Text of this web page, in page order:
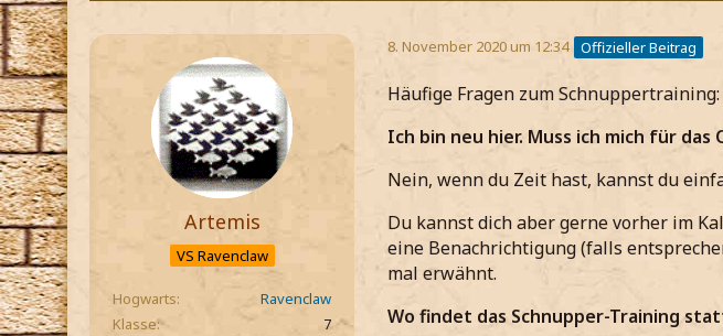
Artemis
VS Ravenclaw
Hogwarts
Ravenclaw
Klasse
7
8. November 2020 um 12:34 Offizieller Beitrag
Häufige Fragen zum Schnuppertraining:
Ich bin neu hier. Muss ich mich für
Nein, wenn du Zeit hast, kannst du
Du kannst dich aber gerne vorher im
eine Benachrichtigung (falls
mal erwähnt.
Wo findet das Schnupper-Training